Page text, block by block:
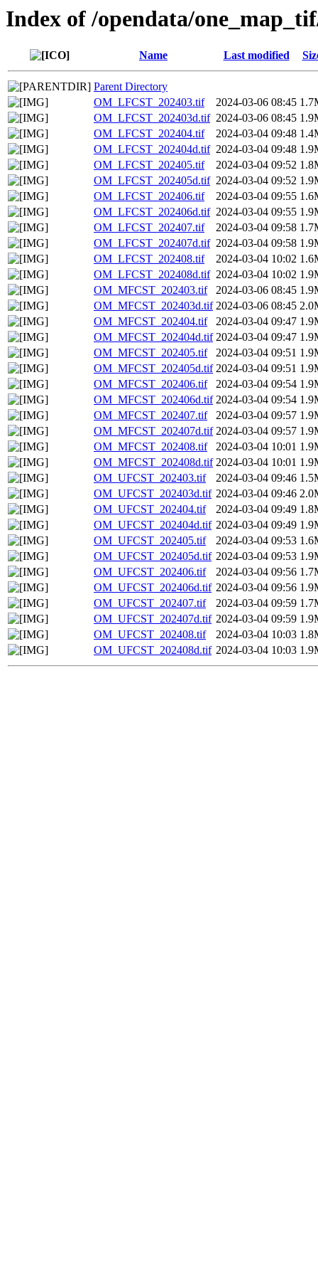
Index of /opendata/
Name Last modified
Parent Directory
OM_LFCST_202403.tif
2024-03-06 08:45
OM_LFCST_202403d.tif 2024-03-06 08:45
OM_LFCST_202404.tif
2024-03-04 09:48
OM_LFCST_202404d.tif 2024-03-04 09:48
OM_LFCST_202405.tif
2024-03-04 09:52
OM_LFCST_202405d.tif 2024-03-04 09:52
OM_LFCST_202406.tif
2024-03-04 09:55
OM_LFCST_202406d.tif 2024-03-04 09:55
OM_LFCST_202407.tif
2024-03-04 09:58
OM_LFCST_202407d.tif 2024-03-04 09:58
OM_LFCST_202408.tif
2024-03-04 10:02
OM_LFCST_202408d.tif 2024-03-04 10:02
OM_MFCST_202403.tif
2024-03-06 08:45
OM_MFCST_202403d.tif 2024-03-06 08:45
OM_MFCST_202404.tif
2024-03-04 09:47
OM_MFCST_202404d.tif 2024-03-04 09:47
OM_MFCST_202405.tif
2024-03-04 09:51
OM_MFCST_202405d.tif 2024-03-04 09:51
OM_MFCST_202406.tif
2024-03-04 09:54
OM_MFCST_202406d.tif 2024-03-04 09:54
OM_MFCST_202407.tif
2024-03-04 09:57
OM_MFCST_202407d.tif 2024-03-04 09:57
OM_MFCST_202408.tif
2024-03-04 10:01
OM_MFCST_202408d.tif 2024-03-04 10:01
OM_UFCST_202403.tif
2024-03-04 09:46
OM_UFCST_202403d.tif 2024-03-04 09:46
OM_UFCST_202404.tif
2024-03-04 09:49
OM_UFCST_202404d.tif 2024-03-04 09:49
OM_UFCST_202405.tif
2024-03-04 09:53
OM_UFCST_202405d.tif 2024-03-04 09:53
OM_UFCST_202406.tif
2024-03-04 09:56
OM_UFCST_202406d.tif 2024-03-04 09:56
OM_UFCST_202407.tif
2024-03-04 09:59
OM_UFCST_202407d.tif 2024-03-04 09:59
OM_UFCST_202408.tif
2024-03-04 10:03
OM_UFCST_202408d.tif 2024-03-04 10:03